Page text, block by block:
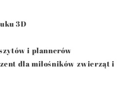
3D
i plannerów
dla miłośników zwierząt i